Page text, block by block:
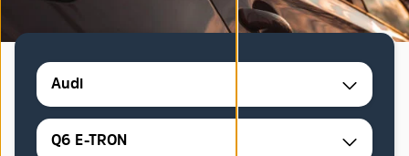
Audi
Q6 E-TRON